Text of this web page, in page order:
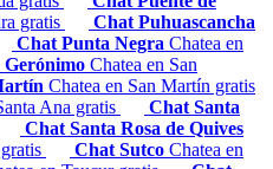
gratis
Chat Puhuascancha
Chat Punta Negra Chatea en
Gerónimo Chatea en San
Chatea en San Martín gratis
Ana gratis
Chat Santa
Chat Santa Rosa de Quives
Chat Sutco Chatea en